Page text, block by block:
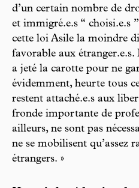
d’un certain nombre de
et immigré.e.s “ choisi.e.s
cette loi Asile la moindre
favorable aux
a jeté la carotte pour ne
évidemment, heurte tous
restent attaché.e.s aux
fronde importante de
ailleurs, ne sont pas
ne se mobilisent qu’assez
étrangers. »